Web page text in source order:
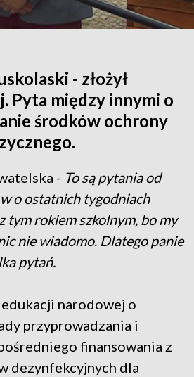
- złożył
Pyta między innymi o
środków ochrony
- To są pytania od
o ostatnich tygodniach
tym rokiem szkolnym, bo my
nie wiadomo. Dlatego panie
pytań.
narodowej o
przyprowadzania i
finansowania z
dezynfekcyjnych dla